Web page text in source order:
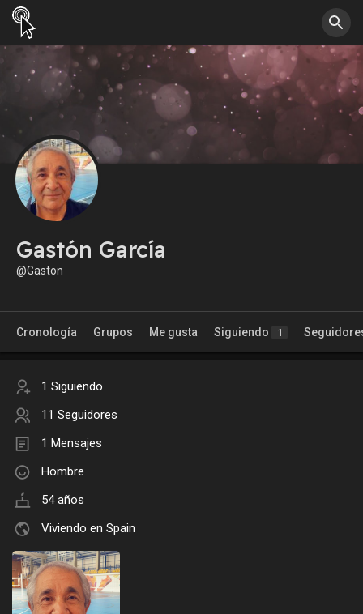
Gastón García
@Gaston
Cronología Grupos Me gusta Siguiendo 1
1 Siguiendo
11 Seguidores
1 Mensajes
Hombre
54 años
Viviendo en Spain